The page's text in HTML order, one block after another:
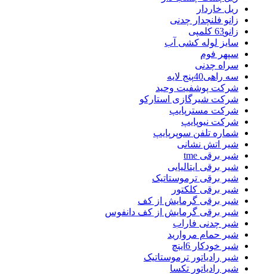
ریل خاردار
زانو فلنچدار چدنی
زانو63 کلمپی
سایز لوله کشی آب
سپهر فوم
سراه چدنی
سه راهی40پنج لایه
شرکت پوشفیت وحید
شرکت شیرگازی استارکو
شرکت مسترپایپ
شرکت نیوپایپ
شماره تلفن سوپرپایپ
شیر اتش نشانی
شیر برقی tme
شیر برقی ایتالیایی
شیر برقی ترموستاتیک
شیر برقی کلکتور
شیر برقی گرمایش از کف
شیر برقی گرمایش از کف دانفوس
شیر چدنی فاراب
شیر حمام مروارید
شیر خودکار 6اینچ
شیر رادیاتور ترموستاتیک
شیر رادیاتور تکسا